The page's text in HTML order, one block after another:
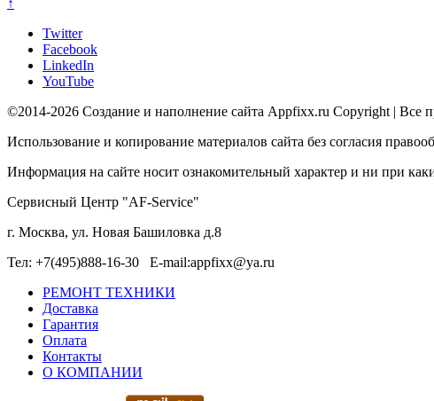
Twitter
Facebook
LinkedIn
YouTube
©2014-2026 Создание и наполнение сайта Appfixx.ru Copyright | Все
Использование и копирование материалов сайта без согласия
Информация на сайте носит ознакомительный характер и ни при
Сервисный Центр "AF-Service"
г. Москва, ул. Новая Башиловка д.8
Тел: +7(495)888-16-30 E-mail:appfixx@ya.ru
РЕМОНТ ТЕХНИКИ
Доставка
Гарантия
Оплата
Контакты
О КОМПАНИИ